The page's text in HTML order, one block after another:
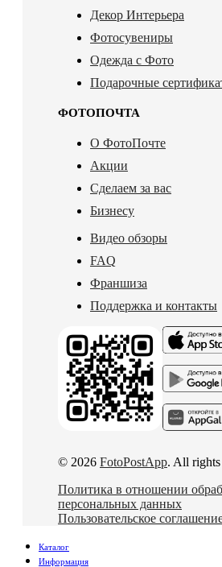
Декор Интерьера
Фотосувениры
Одежда с Фото
Подарочные
ФОТОПОЧТА
О ФотоПочте
Акции
Сделаем за вас
Бизнесу
Видео обзоры
FAQ
Франшиза
Поддержка и контакты
© 2026 FotoPostApp. All rights
Политика в отношении
персональных данных
Пользовательское
Каталог
Информация